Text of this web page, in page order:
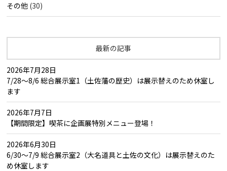
その他 (30)
最新の記事
2026年7月28日
7/28～8/6 総合展示室1（土佐藩の歴史）は展示替えのため休室し
ます
2026年7月7日
【期間限定】喫茶に企画展特別メニュー登場！
2026年6月30日
6/30～7/9 総合展示室2（大名道具と土佐の文化）は展示替えのた
め休室します